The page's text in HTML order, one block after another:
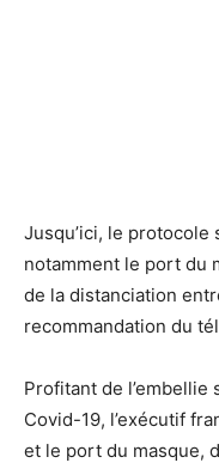
Jusqu’ici, le
notamment le port du
de la distanciation
recommandation du
Profitant de
Covid-19, l’exécutif
et le port du masque,